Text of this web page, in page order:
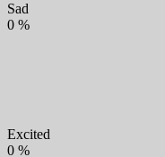
Sad
0 %
Excited
0 %